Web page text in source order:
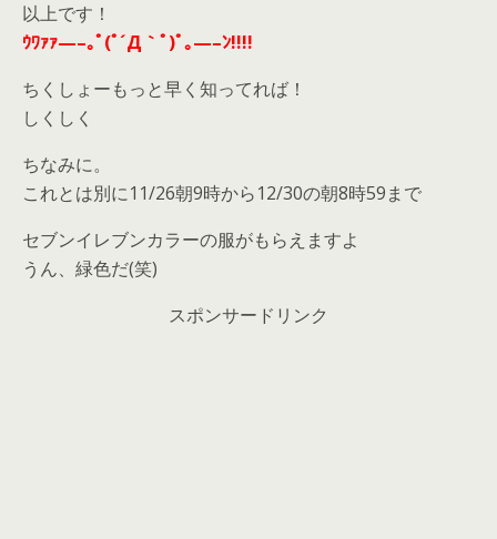
以上です！
ｳﾜｧｧ—–｡ﾟ(ﾟ´Д｀ﾟ)ﾟ｡—–ﾝ!!!!
ちくしょーもっと早く知ってれば！
しくしく
ちなみに。
これとは別に11/26朝9時から12/30の朝8時59まで
セブンイレブンカラーの服がもらえますよ
うん、緑色だ(笑)
スポンサードリンク